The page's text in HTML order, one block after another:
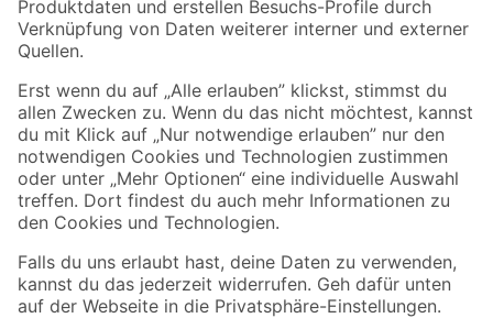
Sicher einkaufen
Jetzt die toom-App herunterladen
Alle Preisangaben in EUR inkl. gesetzl. MwSt.. Die dargestellten Angebote sind unter
Umständen nicht in allen Märkten verfügbar. Die angegebenen Verfügbarkeiten beziehen